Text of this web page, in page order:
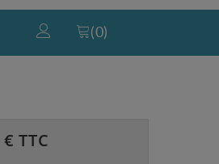
(0)
€ TTC